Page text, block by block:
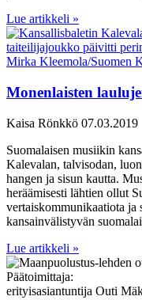
Lue artikkeli »
Monenlaisten
Kaisa Rönkkö 07.03.2019
Suomalaisen musiikin
Kalevalan, talvisodan,
hangen ja sisun kautta.
heräämisesti lähtien ollut
vertaiskommunikaatiota ja
kansainvälistyvän
Lue artikkeli »
Päätoimittaja:
erityisasiantuntija Outi